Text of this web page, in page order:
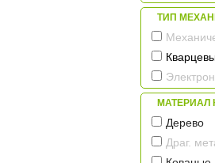
ТИП
МАТЕРИАЛ
Дерево
Драг.